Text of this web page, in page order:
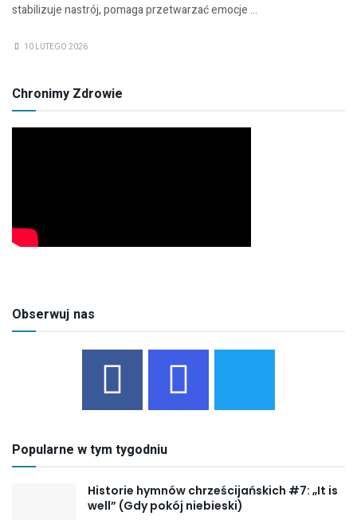
stabilizuje nastrój, pomaga przetwarzać emocje ...
10 LUTEGO 2026
Chronimy Zdrowie
Obserwuj nas
Popularne w tym tygodniu
Historie hymnów chrześcijańskich #7: „It is
well” (Gdy pokój niebieski)